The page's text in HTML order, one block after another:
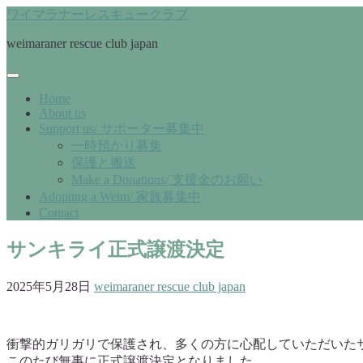
ワイマラナーレスキュークラブ
weimaraner rescue club japan
Home
About us
Support us/ サポーター募集中
一時預かり募集
保護と搬送
Make a Donations/ 支援金のお願い
Adopting a Weim/ 家族募集中
Contact
サンキライ正式譲渡決定
2025年5月28日 weimaraner rescue club japan
衝撃的ガリガリで保護され、多くの方に心配していただいた